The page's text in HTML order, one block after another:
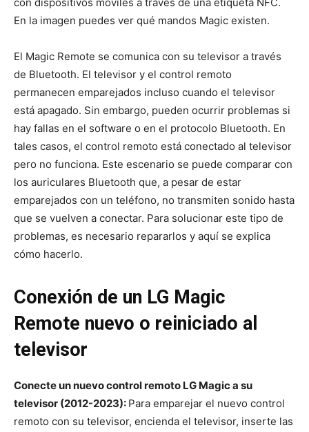
En la imagen puedes ver qué mandos Magic existen.
El Magic Remote se comunica con su televisor a través
de Bluetooth. El televisor y el control remoto
permanecen emparejados incluso cuando el televisor
está apagado. Sin embargo, pueden ocurrir problemas si
hay fallas en el software o en el protocolo Bluetooth. En
tales casos, el control remoto está conectado al televisor
pero no funciona. Este escenario se puede comparar con
los auriculares Bluetooth que, a pesar de estar
emparejados con un teléfono, no transmiten sonido hasta
que se vuelven a conectar. Para solucionar este tipo de
problemas, es necesario repararlos y aquí se explica
cómo hacerlo.
Conexión de un LG Magic
Remote nuevo o reiniciado al
televisor
Conecte un nuevo control remoto LG Magic a su
televisor (2012-2023): Para emparejar el nuevo control
remoto con su televisor, encienda el televisor, inserte las